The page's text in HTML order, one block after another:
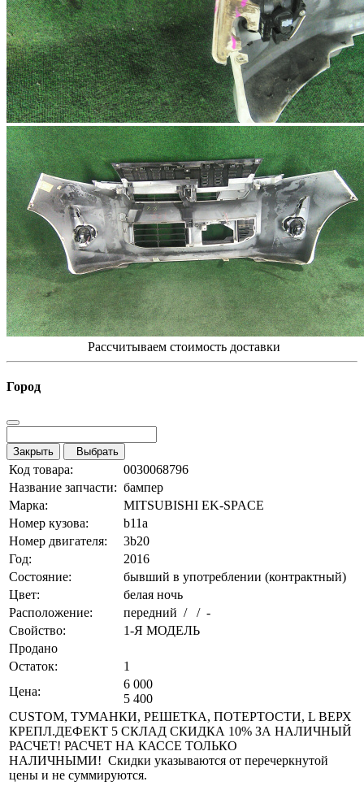
Рассчитываем стоимость доставки
Город
Закрыть Выбрать
Код товара:
0030068796
Название запчасти: бампер
Марка:
MITSUBISHI EK-SPACE
Номер кузова:
b11a
Номер двигателя:
3b20
Год:
2016
Состояние:
бывший в употреблении (контрактный)
Цвет:
белая ночь
Расположение:
передний / / -
Свойство:
1-Я МОДЕЛЬ
Продано
Остаток:
1
Цена:
6 000
5 400
CUSTOM, ТУМАНКИ, РЕШЕТКА, ПОТЕРТОСТИ, L ВЕРХ
КРЕПЛ.ДЕФЕКТ 5 СКЛАД СКИДКА 10% ЗА НАЛИЧНЫЙ
РАСЧЕТ! РАСЧЕТ НА КАССЕ ТОЛЬКО
НАЛИЧНЫМИ! Скидки указываются от перечеркнутой
цены и не суммируются.